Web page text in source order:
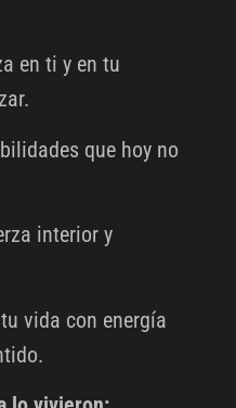
en ti y en tu
que hoy no
interior y
vida con energía